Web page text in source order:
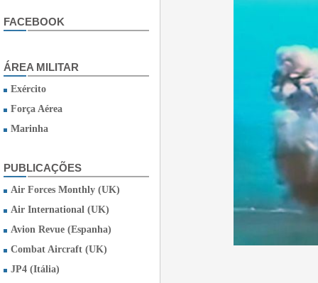
FACEBOOK
ÁREA MILITAR
Exército
Força Aérea
Marinha
PUBLICAÇÕES
Air Forces Monthly (UK)
Air International (UK)
Avion Revue (Espanha)
Combat Aircraft (UK)
JP4 (Itália)